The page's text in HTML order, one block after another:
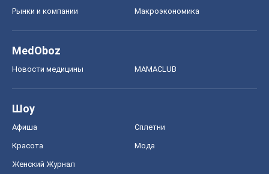
Рынки и компании Mакроэкономика
MedOboz
Новости медицины MAMACLUB
Шоу
Афиша Сплетни
Красота Мода
Женский Журнал